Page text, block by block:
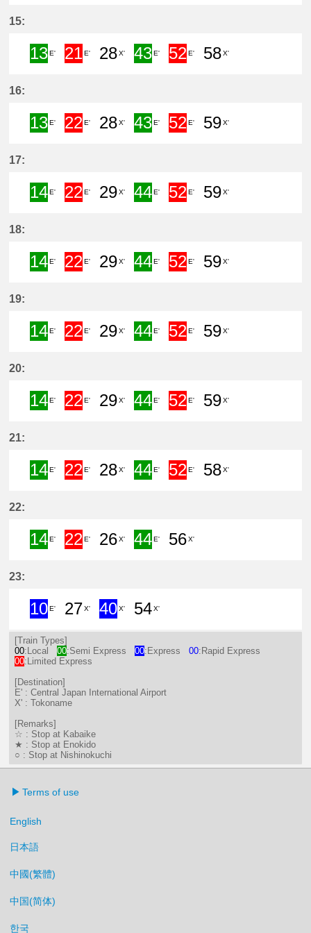
15:
13E'
21E'
28X'
43E'
52E'
58X'
16:
13E'
22E'
28X'
43E'
52E'
59X'
17:
14E'
22E'
29X'
44E'
52E'
59X'
18:
14E'
22E'
29X'
44E'
52E'
59X'
19:
14E'
22E'
29X'
44E'
52E'
59X'
20:
14E'
22E'
29X'
44E'
52E'
59X'
21:
14E'
22E'
28X'
44E'
52E'
58X'
22:
14E'
22E'
26X'
44E'
56X'
23:
10
10分はつ ExpressCentral Japan
E'
27
27分はつ
X'
40
40分はつ
X'
54
54分はつ
X'
[Train Types]
00:Local 00:Semi Express 00:Express 00:Rapid Express
00:Limited Express
[Destination]
E' : Central Japan International Airport
X' : Tokoname
[Remarks]
☆ : Stop at Kabaike
★ : Stop at Enokido
○ : Stop at Nishinokuchi
Terms of use
English
日本語
中國(繁體)
中国(简体)
한국